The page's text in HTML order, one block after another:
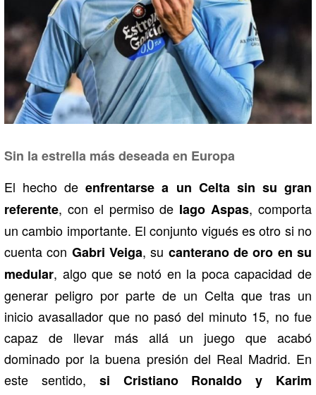
Sin la estrella más deseada en Europa
El hecho deenfrentarse a un Celta sin su gran
referente, con el permiso de Iago Aspas, comporta
un cambio importante. El conjunto vigués es otro si no
cuenta con Gabri Veiga, su canterano de oro en su
medular, algo que se notó en la poca capacidad de
generar peligro por parte de un Celta que tras un
inicio avasallador que no pasó del minuto 15, no fue
capaz de llevar más allá un juego que acabó
dominado por la buena presión del Real Madrid. En
este sentido, si Cristiano Ronaldo y Karim